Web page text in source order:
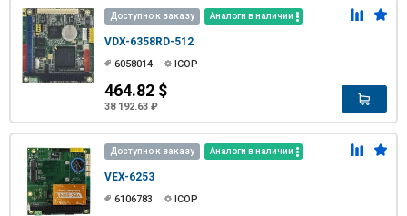
Доступно к заказу Аналоги в наличии
VDX-6358RD-512
6058014 ICOP
464.82 $
38 192.63 ₽
Доступно к заказу Аналоги в наличии
VEX-6253
6106783 ICOP